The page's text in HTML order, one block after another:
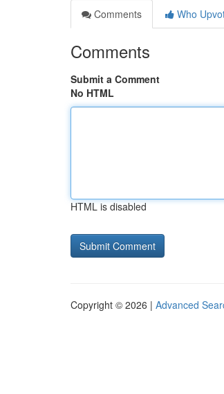
Comments
Who
Comments
Submit a Comment
No HTML
HTML is disabled
Copyright © 2026 | Advanced